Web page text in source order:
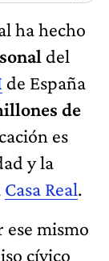
ha hecho
del
de España
de
es
y la
Casa Real.
ese mismo
cívico